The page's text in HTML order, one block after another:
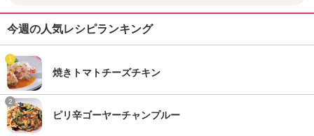
今週の人気レシピランキング
1
焼きトマトチーズチキン
2
ピリ辛ゴーヤーチャンプルー